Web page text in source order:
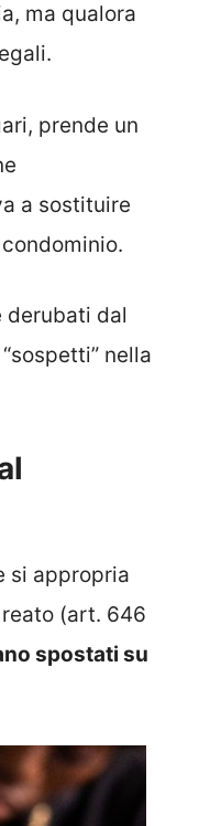
ma qualora
prende un
a sostituire
derubati dal
nella
si appropria
(art. 646
spostati su